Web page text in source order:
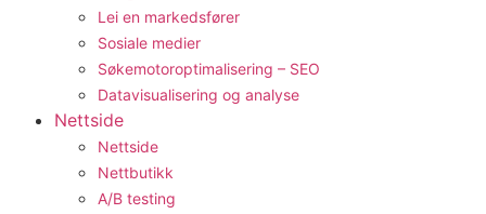
Lei en markedsfører
Sosiale medier
Søkemotoroptimalisering – SEO
Datavisualisering og analyse
Nettside
Nettside
Nettbutikk
A/B testing